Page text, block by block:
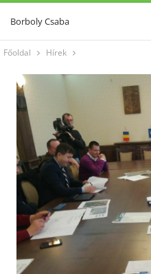
Borboly Csaba
Főoldal Hírek